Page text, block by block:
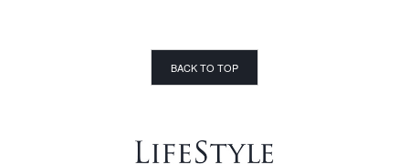
BACK TO TOP